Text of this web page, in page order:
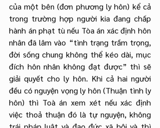
của một bên (đơn phương ly hôn) kể cả
trong trường hợp người kia đang chấp
hành án phạt tù nếu Tòa án xác định hôn
nhân đã lâm vào “tình trạng trầm trọng,
đời sống chung không thể kéo dài, mục
đích hôn nhân không đạt được” thì sẽ
giải quyết cho ly hôn. Khi cả hai người
đều có nguyện vọng ly hôn (Thuận tình ly
hôn) thì Toà án xem xét nếu xác định
việc thoả thuận đó là tự nguyện, không